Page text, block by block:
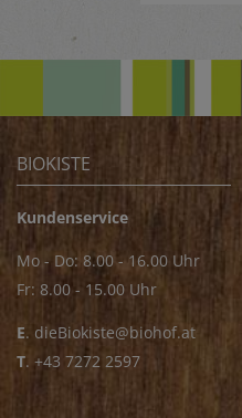
BIOKISTE
Kundenservice
Mo - Do: 8.00 - 16.00 Uhr
Fr: 8.00 - 15.00 Uhr
E. dieBiokiste@biohof.at
T. +43 7272 2597